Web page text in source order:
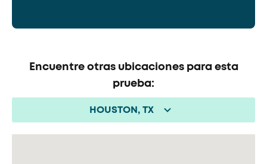
Encuentre otras ubicaciones para esta
prueba:
HOUSTON, TX